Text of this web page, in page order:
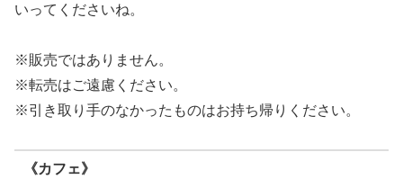
いってくださいね。
※販売ではありません。
※転売はご遠慮ください。
※引き取り手のなかったものはお持ち帰りください。
《カフェ》